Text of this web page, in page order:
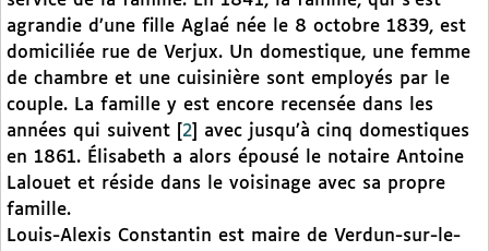
agrandie d’une fille Aglaé née le 8 octobre 1839, est
domiciliée rue de Verjux. Un domestique, une femme
de chambre et une cuisinière sont employés par le
couple. La famille y est encore recensée dans les
années qui suivent
2
avec jusqu’à cinq domestiques
en 1861. Élisabeth a alors épousé le notaire Antoine
Lalouet et réside dans le voisinage avec sa propre
famille.
Louis-Alexis Constantin est maire de Verdun-sur-le-